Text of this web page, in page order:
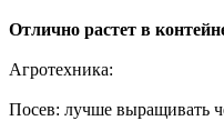
Отлично растет в
Агротехника:
Посев: лучше выращивать